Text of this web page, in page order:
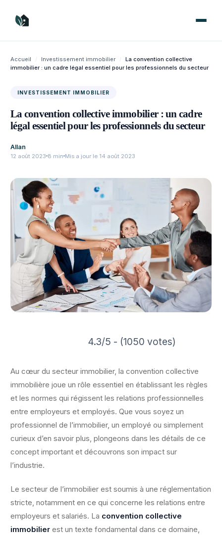
contenu
Accueil / Investissement immobilier /
La convention collective
immobilier : un cadre légal essentiel pour les professionnels du secteur
INVESTISSEMENT IMMOBILIER
La convention collective immobilier : un cadre
légal essentiel pour les professionnels du secteur
Allan
12 août 2023 8 min Mis a jour le 14 août 2023
4.3/5 - (1050 votes)
Au cœur du secteur immobilier, la convention collective
immobilière joue un rôle essentiel en établissant les règles
et les normes qui régissent les relations professionnelles
entre employeurs et employés. Que vous soyez un
professionnel de l’immobilier, un employé ou simplement
curieux d’en savoir plus, plongeons dans les détails de ce
concept important et découvrons son impact sur
l’industrie.
Le secteur de l’immobilier est soumis à une réglementation
stricte, notamment en ce qui concerne les relations entre
employeurs et salariés. La convention collective
immobilier est un texte fondamental dans ce domaine,